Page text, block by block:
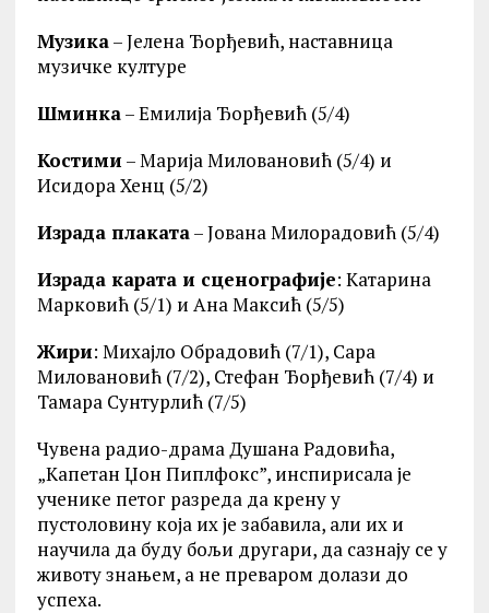
Музика– Јелена Ђорђевић, наставница
музичке културе
Шминка– Емилија Ђорђевић (5/4)
Костими – Марија Миловановић (5/4) и
Исидора Хенц (5/2)
Израда плаката– Јована Милорадовић (5/4)
Израда карата и сценографије: Катарина
Марковић (5/1) и Ана Максић (5/5)
Жири: Михајло Обрадовић (7/1), Сара
Миловановић (7/2), Стефан Ђорђевић (7/4) и
Тамара Сунтурлић (7/5)
Чувена радио-драма Душана Радовића,
„Kапетан Џон Пиплфокс”, инспирисала је
ученике петог разреда да крену у
пустоловину која их је забавила, али их и
научила да буду бољи другари, да сазнају се у
животу знањем, а не преваром долази до
успеха.